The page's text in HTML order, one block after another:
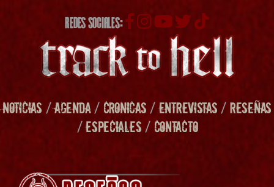
REDES SOCIALES:
NOTICIAS /AGENDA/ CRONICAS/ENTREVISTAS/RESEÑAS
/ESPECIALES/ CONTACTO